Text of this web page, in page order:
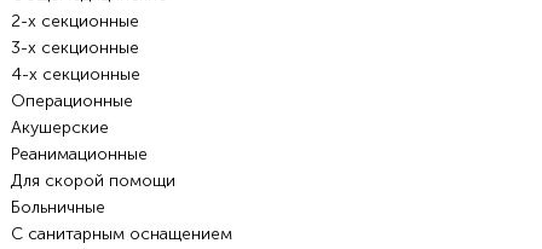
2-х секционные
3-х секционные
4-х секционные
Операционные
Акушерские
Реанимационные
Для скорой помощи
Больничные
С санитарным оснащением